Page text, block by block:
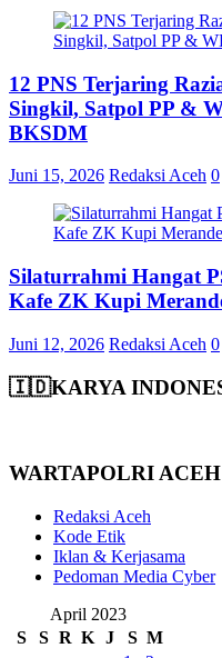
12 PNS Terjaring
Singkil, Satpol PP &
BKSDM
Juni 15, 2026 Redaksi Aceh 0
Silaturrahmi Hangat
Kafe ZK Kupi
Juni 12, 2026 Redaksi Aceh 0
🇮🇩KARYA
WARTAPOLRI ACEH
Redaksi Aceh
Kode Etik
Iklan & Kerjasama
Pedoman Media Cyber
April 2023
S
S R K J S M